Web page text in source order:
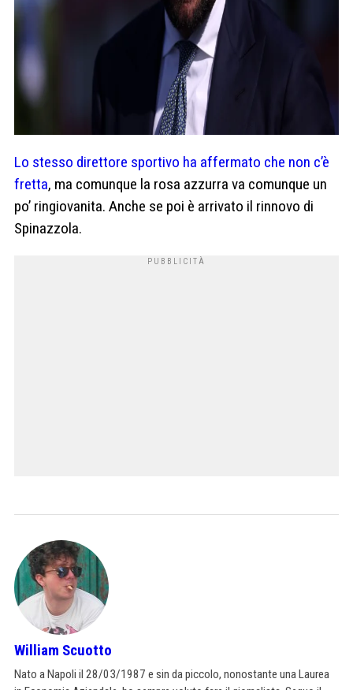
Lo stesso direttore sportivo ha affermato che non c’è
fretta, ma comunque la rosa azzurra va comunque un
po’ ringiovanita. Anche se poi è arrivato il rinnovo di
Spinazzola.
William Scuotto
Nato a Napoli il 28/03/1987 e sin da piccolo, nonostante una Laurea